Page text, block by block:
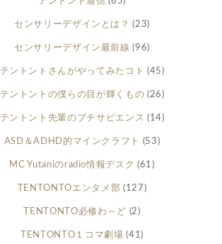
センサリーデザインとは？ (23)
センサリーデザイン最前線 (96)
テントントさんがやってみたコト (45)
テントントの僕らの目が輝くもの (26)
テントント先輩のプチサピエンス (14)
ASD＆ADHD的マインクラフト (53)
MC Yutaniのradio情報デスク (61)
TENTONTOエンタメ部 (127)
TENTONTO必修わ～ど (2)
TENTONTO１コマ劇場 (41)